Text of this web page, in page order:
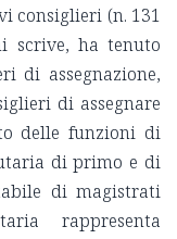
consiglieri (n. 131
scrive, ha tenuto
di assegnazione,
di assegnare
delle funzioni di
di primo e di
di magistrati
rappresenta